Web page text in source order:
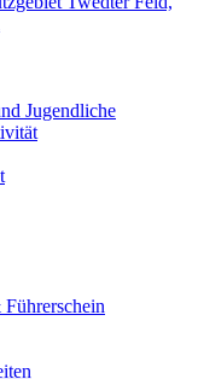
Jugendliche